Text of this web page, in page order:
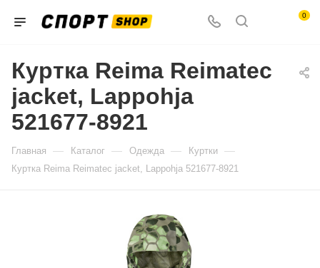
0
Куртка Reima Reimatec
jacket, Lappohja
521677-8921
Главная — Каталог — Одежда — Куртки —
Куртка Reima Reimatec jacket, Lappohja 521677-8921